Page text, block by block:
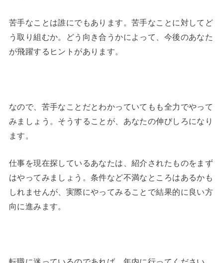
苦手なことは誰にでもあります。苦手なことに対してど
う取り組むか。どう向き合うかによって、今後のあなた
が飛躍するヒントがあります。
なので、苦手なことだとわかっていてもも全力でやって
みましょう。そうすることが、あなたの伸びしろになり
ます。
仕事を現在探しているあなたは、紹介されたものをまず
はやってみましょう。条件など不満なところはあるかも
しれませんが、実際にやってみることで結果的に良い方
向に進みます。